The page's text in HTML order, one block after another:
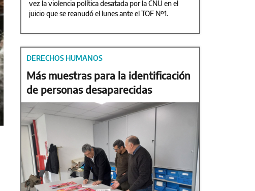
vez la violencia política desatada por la CNU en el
juicio que se reanudó el lunes ante el TOF Nº1.
DERECHOS HUMANOS
Más muestras para la identificación
de personas desaparecidas